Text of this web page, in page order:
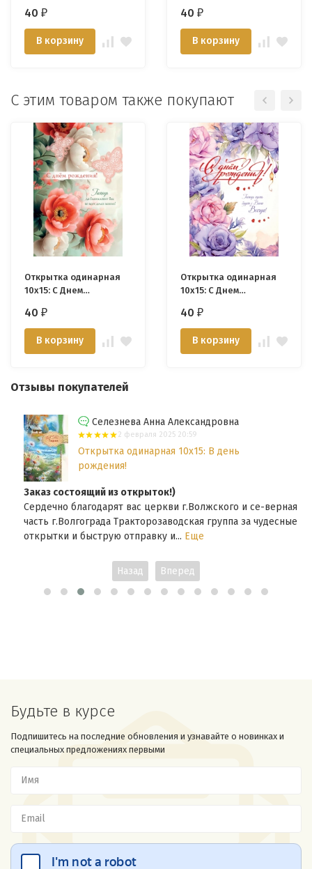
40 ₽
В корзину
40 ₽
В корзину
С этим товаром также покупают
Открытка одинарная
10x15: С Днем
40 ₽
В корзину
Открытка одинарная
10x15: С Днем
40 ₽
В корзину
Отзывы покупателей
Селезнева Анна Александровна
2 февраля 2025 20:59
Открытка одинарная 10x15: В день
рождения!
Заказ состоящий из открыток!)
Сердечно благодарят вас церкви г.Волжского и се-верная
часть г.Волгограда Тракторозаводская группа за чудесные
открытки и быструю отправку и...Еще
Назад Вперед
Будьте в курсе
Подпишитесь на последние обновления и узнавайте о новинках и
специальных предложениях первыми